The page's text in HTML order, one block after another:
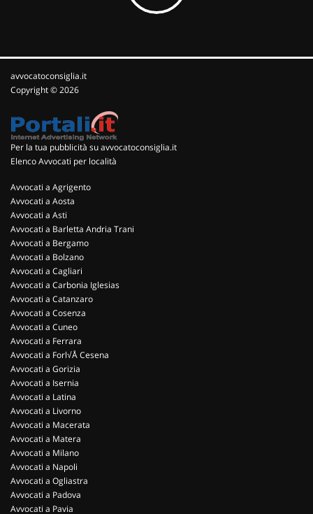
avvocatoconsiglia.it
Copyright © 2026
Per la tua pubblicità su avvocatoconsiglia.it
Elenco Avvocati per località
Avvocati a Agrigento
Avvocati a Aosta
Avvocati a Asti
Avvocati a Barletta Andria Trani
Avvocati a Bergamo
Avvocati a Bolzano
Avvocati a Cagliari
Avvocati a Carbonia Iglesias
Avvocati a Catanzaro
Avvocati a Cosenza
Avvocati a Cuneo
Avvocati a Ferrara
Avvocati a Forl√Å Cesena
Avvocati a Gorizia
Avvocati a Isernia
Avvocati a Latina
Avvocati a Livorno
Avvocati a Macerata
Avvocati a Matera
Avvocati a Milano
Avvocati a Napoli
Avvocati a Ogliastra
Avvocati a Padova
Avvocati a Pavia